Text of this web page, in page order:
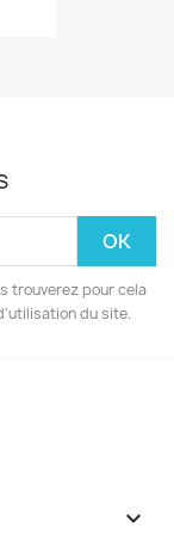
trouverez pour cela
du site.
